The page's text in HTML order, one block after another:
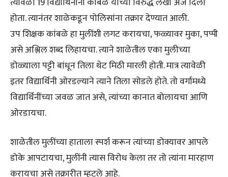
होता. त्यानंतर शाळेकडून पोलिसांना तक्रार देण्यात आली.
उप शिक्षक कांबळे हा मुलींशी लगट करायचा, फळ्यावर मुका, पप्पी
असे अश्लिल शब्द लिहायचा. त्याने शाळेतील एका मुलीच्या
डोळ्याला पट्टी बांधून तिला थेट मिठी मारली होती. मात्र त्यावेळी
इतर विद्यार्थिनी ओरडल्याने त्याने तिला सोडले होते. तो वर्गामध्ये
विद्यार्थिनींच्या जवळ जात असे, त्यांच्या कानात बोलायचा आणि
ओरडायचा.
शाळेतील मुलींच्या हाताला स्पर्श करून त्यांच्या डोक्यावर आपले
डोके आपटायचा, मुलींनी त्यास विरोध केला तर तो त्यांना मारहाण